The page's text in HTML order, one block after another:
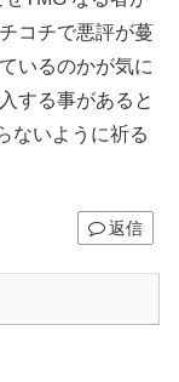
コチで悪評が蔓
いるのかが気に
する事があると
ないように祈る
返信